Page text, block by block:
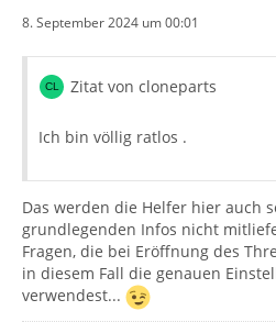
8. September 2024 um 00:01
Zitat von cloneparts
Ich bin völlig ratlos .
Das werden die Helfer hier auch
grundlegenden Infos nicht
Fragen, die bei Eröffnung des
in diesem Fall die genauen
verwendest...